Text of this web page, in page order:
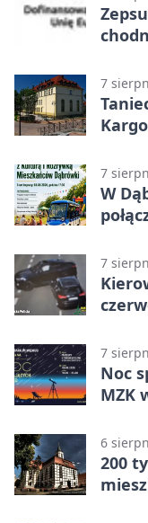
7
7
W
7
7
Noc
MZK
6
200